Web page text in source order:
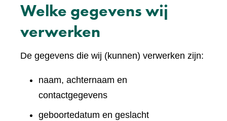
Welke gegevens wij
verwerken
De gegevens die wij (kunnen) verwerken zijn:
naam, achternaam en
contactgegevens
geboortedatum en geslacht